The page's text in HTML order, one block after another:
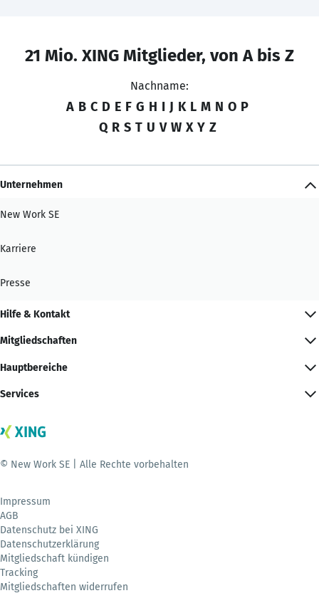
21 Mio. XING Mitglieder, von A bis Z
Nachname:
A B C D E F G H I J K L M N O P
Q R S T U V W X Y Z
Unternehmen
New Work SE
Karriere
Presse
Hilfe & Kontakt
Mitgliedschaften
Hauptbereiche
Services
© New Work SE | Alle Rechte vorbehalten
Impressum
AGB
Datenschutz bei XING
Datenschutzerklärung
Mitgliedschaft kündigen
Tracking
Mitgliedschaften widerrufen